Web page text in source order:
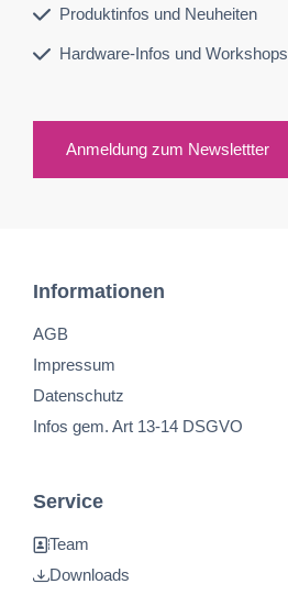
Produktinfos und Neuheiten
Hardware-Infos und Workshops
Anmeldung zum Newslettter
Informationen
AGB
Impressum
Datenschutz
Infos gem. Art 13-14 DSGVO
Service
Team
Downloads